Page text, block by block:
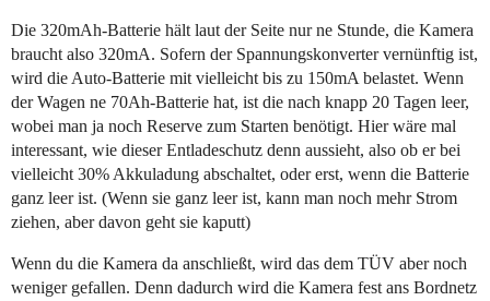
Die 320mAh-Batterie hält laut der Seite nur ne Stunde, die Kamera
braucht also 320mA. Sofern der Spannungskonverter vernünftig ist,
wird die Auto-Batterie mit vielleicht bis zu 150mA belastet. Wenn
der Wagen ne 70Ah-Batterie hat, ist die nach knapp 20 Tagen leer,
wobei man ja noch Reserve zum Starten benötigt. Hier wäre mal
interessant, wie dieser Entladeschutz denn aussieht, also ob er bei
vielleicht 30% Akkuladung abschaltet, oder erst, wenn die Batterie
ganz leer ist. (Wenn sie ganz leer ist, kann man noch mehr Strom
ziehen, aber davon geht sie kaputt)
Wenn du die Kamera da anschließt, wird das dem TÜV aber noch
weniger gefallen. Denn dadurch wird die Kamera fest ans Bordnetz